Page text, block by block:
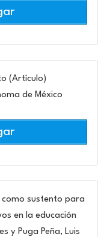
(Artículo)
de México
sustento para
en la educación
y Puga Peña, Luis